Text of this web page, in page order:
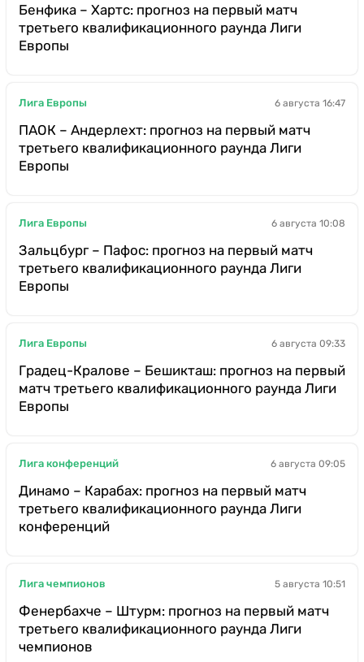
Бенфика – Хартс: прогноз на первый матч
третьего квалификационного раунда Лиги
Европы
Лига Европы 6 августа 16:47
ПАОК – Андерлехт: прогноз на первый матч
третьего квалификационного раунда Лиги
Европы
Лига Европы 6 августа 10:08
Зальцбург – Пафос: прогноз на первый матч
третьего квалификационного раунда Лиги
Европы
Лига Европы 6 августа 09:33
Градец-Кралове – Бешикташ: прогноз на первый
матч третьего квалификационного раунда Лиги
Европы
Лига конференций 6 августа 09:05
Динамо – Карабах: прогноз на первый матч
третьего квалификационного раунда Лиги
конференций
Лига чемпионов 5 августа 10:51
Фенербахче – Штурм: прогноз на первый матч
третьего квалификационного раунда Лиги
чемпионов